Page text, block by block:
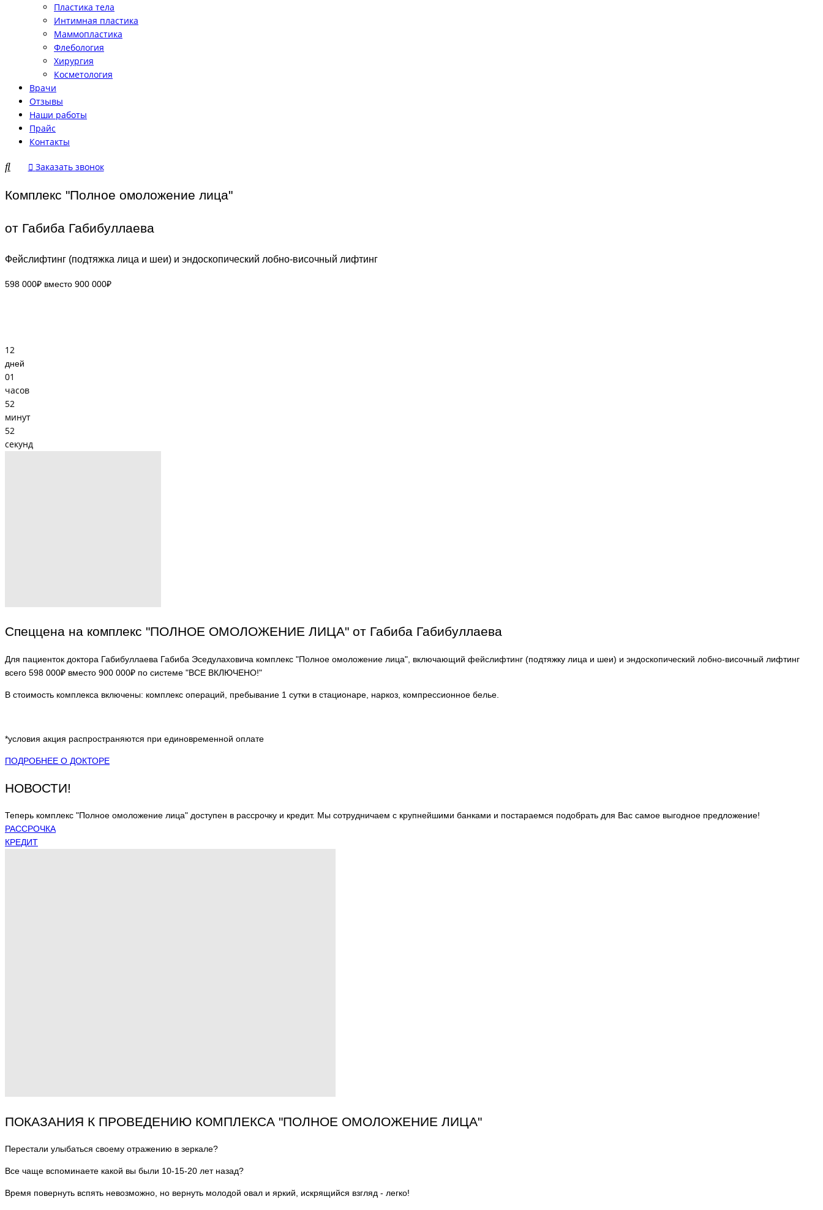
Пластика тела
Интимная пластика
Маммопластика
Флебология
Хирургия
Косметология
Врачи
Отзывы
Наши работы
Прайс
Контакты
Заказать звонок
Комплекс "Полное омоложение лица"
от Габиба Габибуллаева
Фейслифтинг (подтяжка лица и шеи) и эндоскопический лобно-височный лифтинг
598 000₽ вместо 900 000₽
12
дней
01
часов
52
минут
52
секунд
Спеццена на комплекс "ПОЛНОЕ ОМОЛОЖЕНИЕ ЛИЦА" от Габиба Габибуллаева
Для пациенток доктора Габибуллаева Габиба Эседулаховича комплекс "Полное омоложение лица", включающий фейслифтинг (подтяжку лица и шеи) и эндоскопический лобно-височный лифтинг
всего 598 000₽ вместо 900 000₽ по системе "ВСЕ ВКЛЮЧЕНО!"
В стоимость комплекса включены: комплекс операций, пребывание 1 сутки в стационаре, наркоз, компрессионное белье.
*условия акция распространяются при единовременной оплате
ПОДРОБНЕЕ О ДОКТОРЕ
НОВОСТИ!
Теперь комплекс "Полное омоложение лица" доступен в рассрочку и кредит. Мы сотрудничаем с крупнейшими банками и постараемся подобрать для Вас самое выгодное предложение!
РАCСРОЧКА
КРЕДИТ
ПОКАЗАНИЯ К ПРОВЕДЕНИЮ КОМПЛЕКСА "ПОЛНОЕ ОМОЛОЖЕНИЕ ЛИЦА"
Перестали улыбаться своему отражению в зеркале?
Все чаще вспоминаете какой вы были 10-15-20 лет назад?
Время повернуть вспять невозможно, но вернуть молодой овал и яркий, искрящийся взгляд - легко!